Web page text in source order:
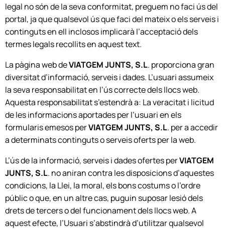
legal no són de la seva conformitat, preguem no faci ús del
portal, ja que qualsevol ús que faci del mateix o els serveis i
continguts en ell inclosos implicarà l’acceptació dels
termes legals recollits en aquest text.
La pàgina web deVIATGEM JUNTS, S.L. proporciona gran
diversitat d’informació, serveis i dades. L’usuari assumeix
la seva responsabilitat en l’ús correcte dels llocs web.
Aquesta responsabilitat s’estendrà a: La veracitat i licitud
de les informacions aportades per l’usuari en els
formularis emesos perVIATGEM JUNTS, S.L. per a accedir
a determinats continguts o serveis oferts per la web.
L’ús de la informació, serveis i dades ofertes perVIATGEM
JUNTS, S.L. no aniran contra les disposicions d’aquestes
condicions, la Llei, la moral, els bons costums o l’ordre
públic o que, en un altre cas, puguin suposar lesió dels
drets de tercers o del funcionament dels llocs web. A
aquest efecte, l’Usuari s’abstindrà d’utilitzar qualsevol